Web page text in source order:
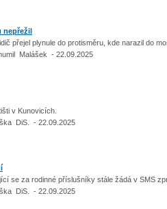
nepřežil
přejel plynule do protisměru, kde narazil do
Malášek - 22.09.2025
v Kunovicích.
DiS. - 22.09.2025
se za rodinné příslušníky stále žádá v SMS
DiS. - 22.09.2025